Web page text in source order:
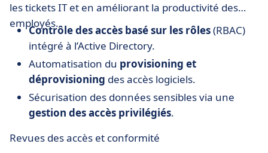
les tickets IT et en améliorant la productivité des
employés.
Contrôle des accès basé sur les rôles(RBAC)
intégré à l’Active Directory.
Automatisation du provisioning et
déprovisioning des accès logiciels.
Sécurisation des données sensibles via une
gestion des accès privilégiés.
Revues des accès et conformité